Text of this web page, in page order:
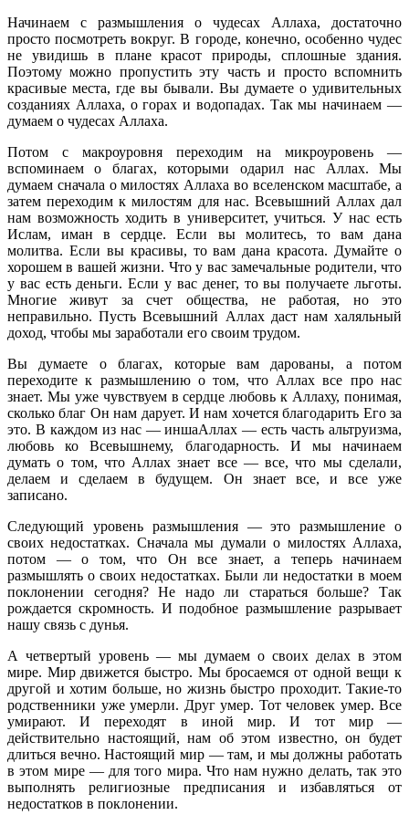
Начинаем с размышления о чудесах Аллаха, достаточно
просто посмотреть вокруг. В городе, конечно, особенно чудес
не увидишь в плане красот природы, сплошные здания.
Поэтому можно пропустить эту часть и просто вспомнить
красивые места, где вы бывали. Вы думаете о удивительных
созданиях Аллаха, о горах и водопадах. Так мы начинаем —
думаем о чудесах Аллаха.
Потом с макроуровня переходим на микроуровень —
вспоминаем о благах, которыми одарил нас Аллах. Мы
думаем сначала о милостях Аллаха во вселенском масштабе, а
затем переходим к милостям для нас. Всевышний Аллах дал
нам возможность ходить в университет, учиться. У нас есть
Ислам, иман в сердце. Если вы молитесь, то вам дана
молитва. Если вы красивы, то вам дана красота. Думайте о
хорошем в вашей жизни. Что у вас замечальные родители, что
у вас есть деньги. Если у вас денег, то вы получаете льготы.
Многие живут за счет общества, не работая, но это
неправильно. Пусть Всевышний Аллах даст нам халяльный
доход, чтобы мы заработали его своим трудом.
Вы думаете о благах, которые вам дарованы, а потом
переходите к размышлению о том, что Аллах все про нас
знает. Мы уже чувствуем в сердце любовь к Аллаху, понимая,
сколько благ Он нам дарует. И нам хочется благодарить Его за
это. В каждом из нас — иншаАллах — есть часть альтруизма,
любовь ко Всевышнему, благодарность. И мы начинаем
думать о том, что Аллах знает все — все, что мы сделали,
делаем и сделаем в будущем. Он знает все, и все уже
записано.
Следующий уровень размышления — это размышление о
своих недостатках. Сначала мы думали о милостях Аллаха,
потом — о том, что Он все знает, а теперь начинаем
размышлять о своих недостатках. Были ли недостатки в моем
поклонении сегодня? Не надо ли стараться больше? Так
рождается скромность. И подобное размышление разрывает
нашу связь с дунья.
А четвертый уровень — мы думаем о своих делах в этом
мире. Мир движется быстро. Мы бросаемся от одной вещи к
другой и хотим больше, но жизнь быстро проходит. Такие-то
родственники уже умерли. Друг умер. Тот человек умер. Все
умирают. И переходят в иной мир. И тот мир —
действительно настоящий, нам об этом известно, он будет
длиться вечно. Настоящий мир — там, и мы должны работать
в этом мире — для того мира. Что нам нужно делать, так это
выполнять религиозные предписания и избавляться от
недостатков в поклонении.